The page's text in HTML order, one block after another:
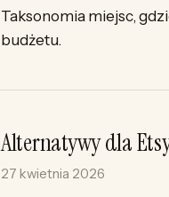
Taksonomia miejsc,
budżetu.
Alternatywy dla
27 kwietnia 2026